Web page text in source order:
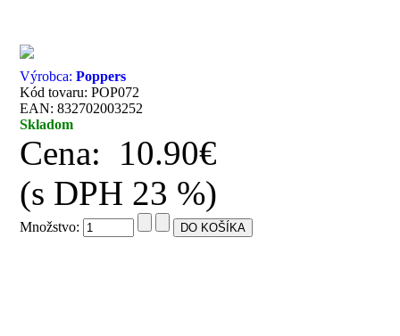
Výrobca:Poppers
Kód tovaru: POP072
EAN: 832702003252
Skladom
Cena:
10.90€
(s DPH 23 %)
Množstvo: